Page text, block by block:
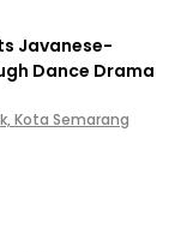
Javanese-
Dance Drama
Kota Semarang